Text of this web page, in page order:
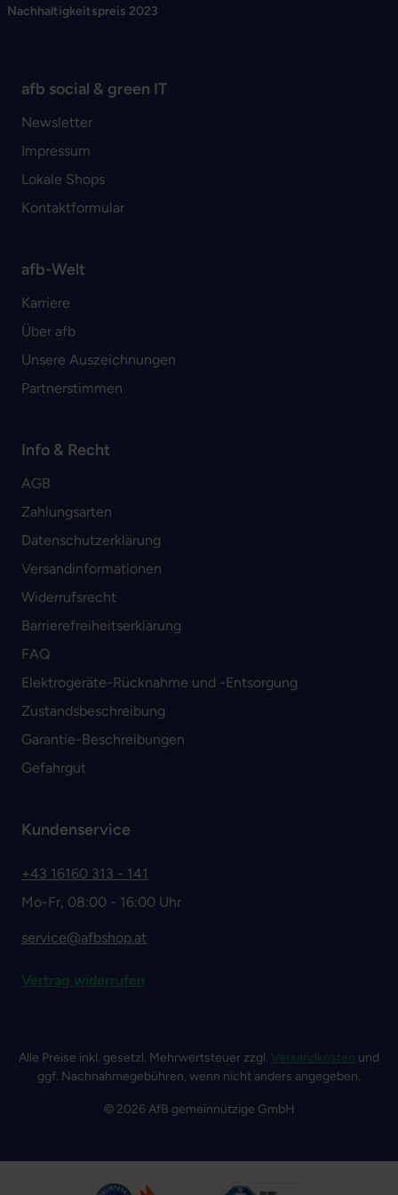
Nachhaltigkeitspreis 2023
afb social & green IT
Newsletter
Impressum
Lokale Shops
Kontaktformular
afb-Welt
Karriere
Über afb
Unsere Auszeichnungen
Partnerstimmen
Info & Recht
AGB
Zahlungsarten
Datenschutzerklärung
Versandinformationen
Widerrufsrecht
Barrierefreiheitserklärung
FAQ
Elektrogeräte-Rücknahme und -Entsorgung
Zustandsbeschreibung
Garantie-Beschreibungen
Gefahrgut
Kundenservice
+43 16160 313 - 141
Mo-Fr, 08:00 - 16:00 Uhr
service@afbshop.at
Vertrag widerrufen
Alle Preise inkl. gesetzl. Mehrwertsteuer zzgl. Versandkosten und
ggf. Nachnahmegebühren, wenn nicht anders angegeben.
© 2026 AfB gemeinnützige GmbH